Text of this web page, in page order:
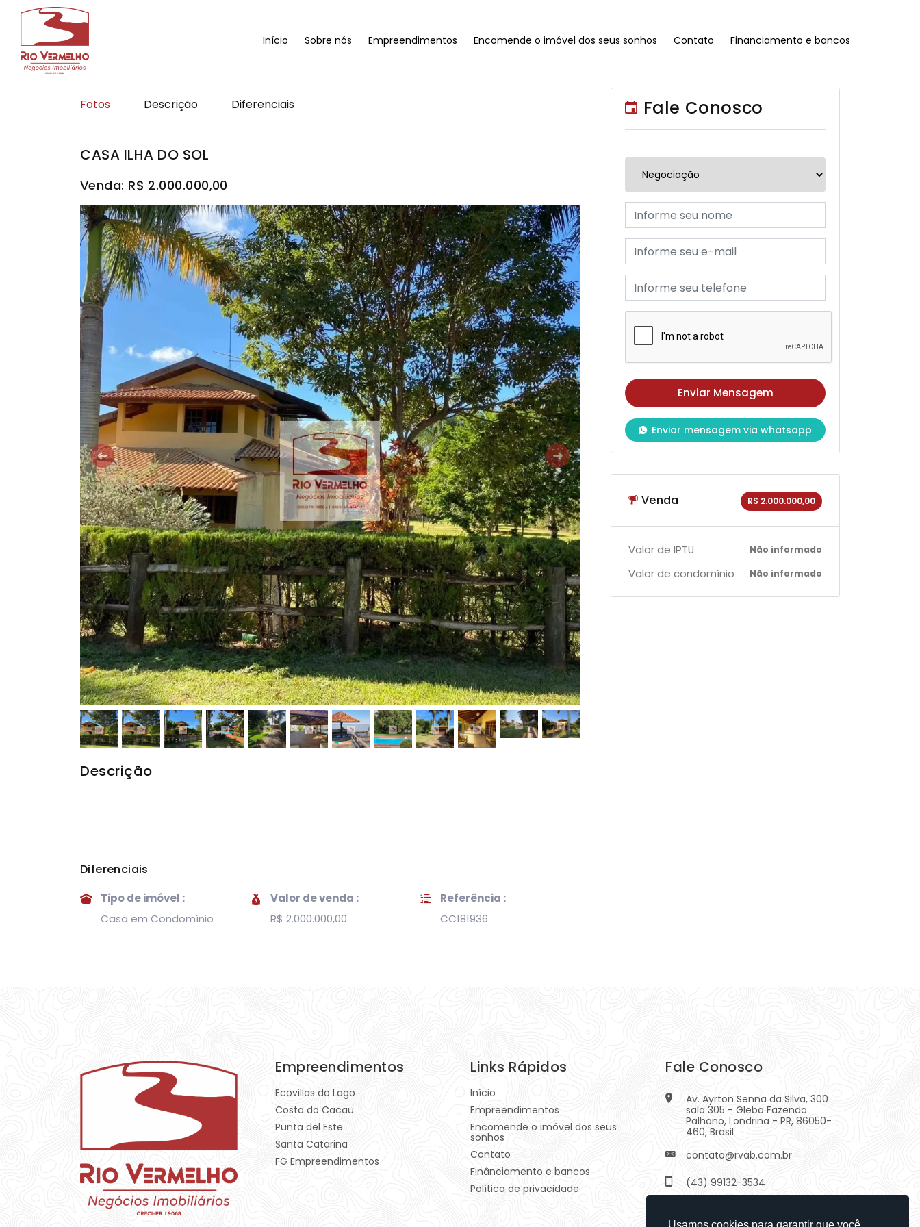
Início Sobre nós Empreendimentos Encomende o imóvel dos seus sonhos Contato Financiamento e bancos
Fotos Descrição Diferenciais
CASA ILHA DO SOL
Venda: R$ 2.000.000,00
Anterior Próxima
Descrição
Diferenciais
Tipo de imóvel :
Casa em Condomínio
Valor de venda :
R$ 2.000.000,00
Referência :
CC181936
Fale Conosco
Enviar mensagem via whatsapp
Venda R$ 2.000.000,00
Valor de IPTU Não informado
Valor de condomínio Não informado
Empreendimentos
Ecovillas do Lago
Costa do Cacau
Punta del Este
Santa Catarina
FG Empreendimentos
Links Rápidos
Início
Empreendimentos
Encomende o imóvel dos seus
sonhos
Contato
Finânciamento e bancos
Política de privacidade
Fale Conosco
Av. Ayrton Senna da Silva, 300
sala 305 - Gleba Fazenda
Palhano, Londrina - PR, 86050-
460, Brasil
contato@rvab.com.br
(43) 99132-3534